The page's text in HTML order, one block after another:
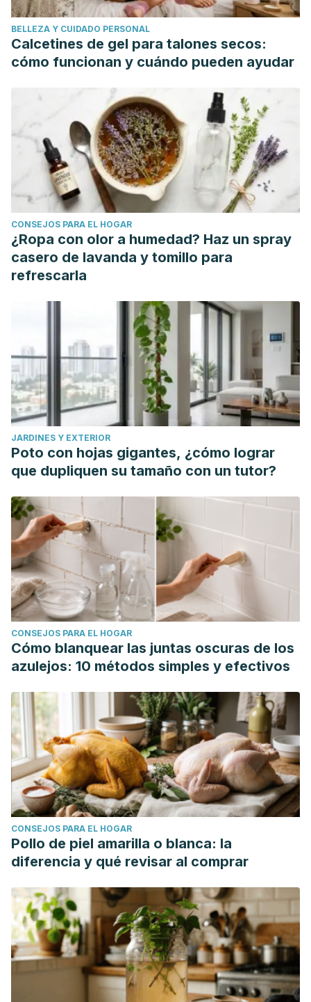
BELLEZA Y CUIDADO PERSONAL
Calcetines de gel para talones secos:
cómo funcionan y cuándo pueden ayudar
CONSEJOS PARA EL HOGAR
¿Ropa con olor a humedad? Haz un spray
casero de lavanda y tomillo para
refrescarla
JARDINES Y EXTERIOR
Poto con hojas gigantes, ¿cómo lograr
que dupliquen su tamaño con un tutor?
CONSEJOS PARA EL HOGAR
Cómo blanquear las juntas oscuras de los
azulejos: 10 métodos simples y efectivos
CONSEJOS PARA EL HOGAR
Pollo de piel amarilla o blanca: la
diferencia y qué revisar al comprar